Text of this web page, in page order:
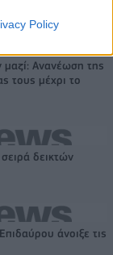
Policy
μαζί: Ανανέωση της
τους μέχρι το
δεικτών
άνοιξε τις